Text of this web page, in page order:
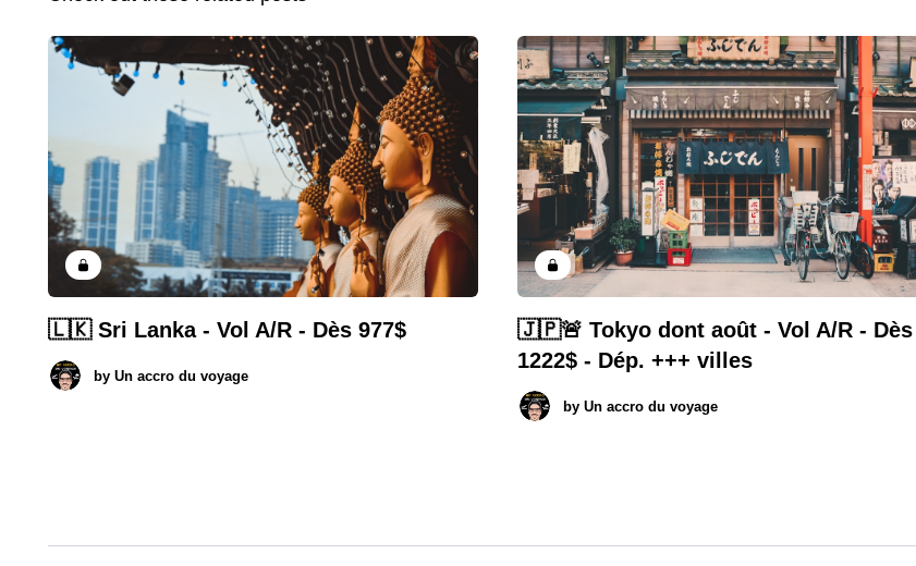
🇱🇰 Sri Lanka - Vol A/R - Dès 977$
by Un accro du voyage
🇯🇵🚨 Tokyo dont août - Vol A/R - Dès
1222$ - Dép. +++ villes
by Un accro du voyage